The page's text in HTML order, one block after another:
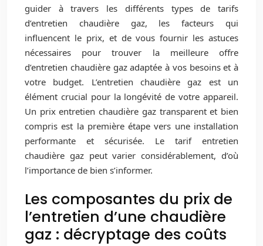
guider à travers les différents types de tarifs
d’entretien chaudière gaz, les facteurs qui
influencent le prix, et de vous fournir les astuces
nécessaires pour trouver la meilleure offre
d’entretien chaudière gaz adaptée à vos besoins et à
votre budget. L’entretien chaudière gaz est un
élément crucial pour la longévité de votre appareil.
Un prix entretien chaudière gaz transparent et bien
compris est la première étape vers une installation
performante et sécurisée. Le tarif entretien
chaudière gaz peut varier considérablement, d’où
l’importance de bien s’informer.
Les composantes du prix de
l’entretien d’une chaudière
gaz : décryptage des coûts